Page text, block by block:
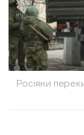
Росіяни